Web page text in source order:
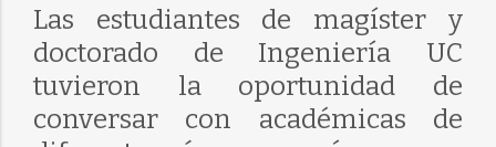
Las estudiantes de magíster y
doctorado de Ingeniería UC
tuvieron la oportunidad de
conversar con académicas de